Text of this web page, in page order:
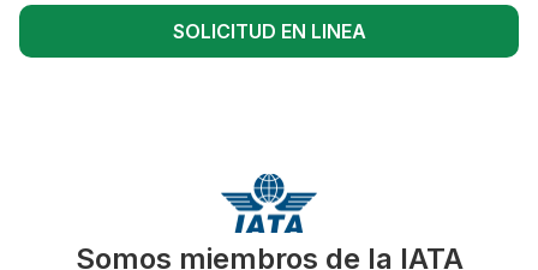
SOLICITUD EN LINEA
Somos miembros de la IATA